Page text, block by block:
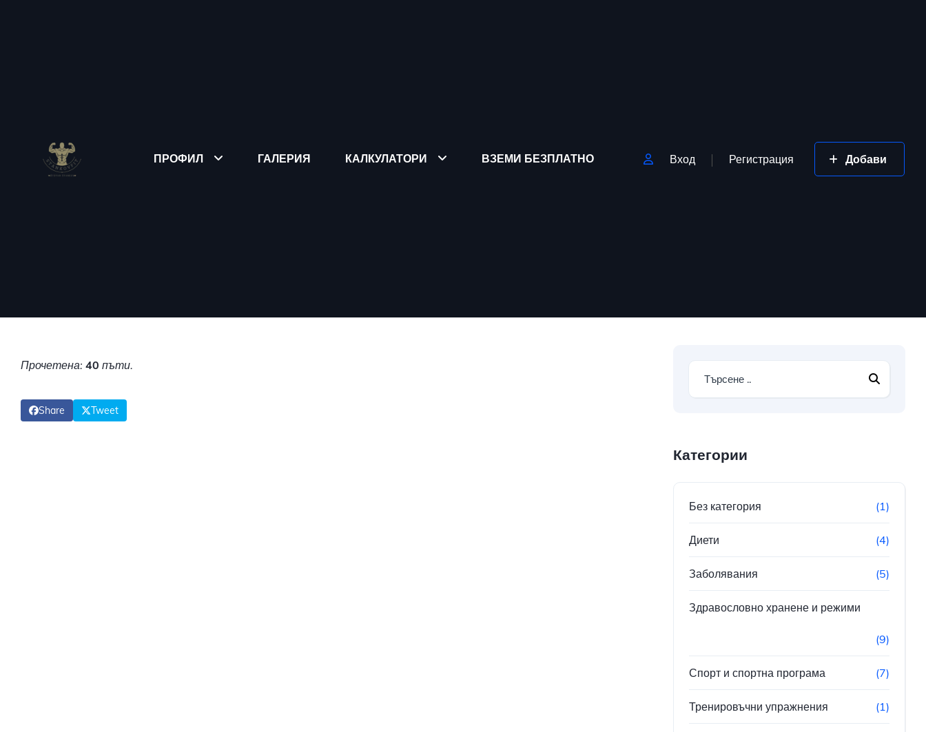
ПРОФИЛ ГАЛЕРИЯ КАЛКУЛАТОРИ ВЗЕМИ БЕЗПЛАТНО Вход Регистрация Добави
Прочетена: 40 пъти.
Share Tweet
Категории
Без категория (1)
Диети (4)
Заболявания (5)
Здравословно хранене и режими
(9)
Спорт и спортна програма (7)
Тренировъчни упражнения (1)